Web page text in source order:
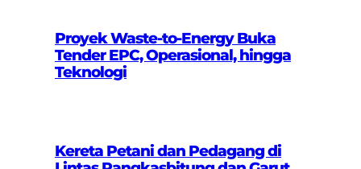
Proyek Waste-to-Energy Buka
Tender EPC, Operasional, hingga
Teknologi
Kereta Petani dan Pedagang di